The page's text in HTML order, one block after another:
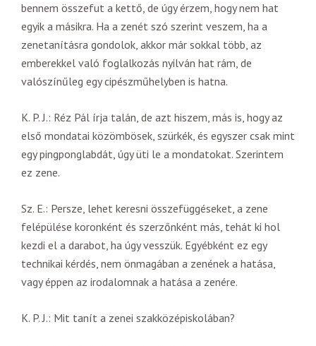
bennem összefut a kettő, de úgy érzem, hogy nem hat
egyik a másikra. Ha a zenét szó szerint veszem, ha a
zenetanításra gondolok, akkor már sokkal több, az
emberekkel való foglalkozás nyilván hat rám, de
valószínűleg egy cipészműhelyben is hatna.
K. P. J.: Réz Pál írja talán, de azt hiszem, más is, hogy az
első mondatai közömbösek, szürkék, és egyszer csak mint
egy pingponglabdát, úgy üti le a mondatokat. Szerintem
ez zene.
Sz. E.: Persze, lehet keresni összefüggéseket, a zene
felépülése koronként és szerzőnként más, tehát ki hol
kezdi el a darabot, ha úgy vesszük. Egyébként ez egy
technikai kérdés, nem önmagában a zenének a hatása,
vagy éppen az irodalomnak a hatása a zenére.
K. P. J.: Mit tanít a zenei szakközépiskolában?